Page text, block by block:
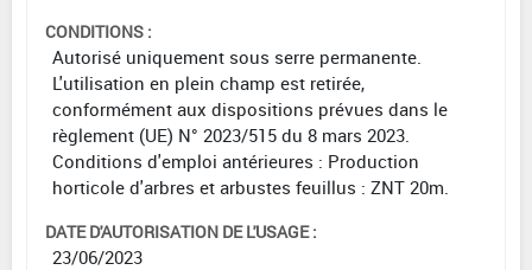
CONDITIONS :
Autorisé uniquement sous serre permanente.
L'utilisation en plein champ est retirée,
conformément aux dispositions prévues dans le
règlement (UE) N° 2023/515 du 8 mars 2023.
Conditions d'emploi antérieures : Production
horticole d'arbres et arbustes feuillus : ZNT 20m.
DATE D'AUTORISATION DE L'USAGE :
23/06/2023